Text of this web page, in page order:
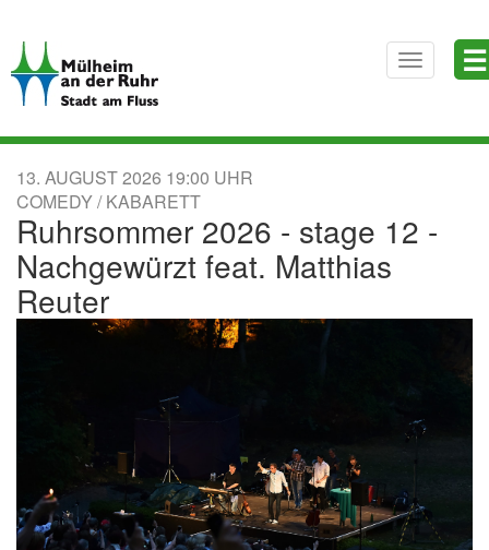
zum
Inhalt
Toggle
navigation
☰
13. AUGUST 2026 19:00
COMEDY / KABARETT
Ruhrsommer 2026 - stage 12 -
Nachgewürzt feat. Matthias
Reuter